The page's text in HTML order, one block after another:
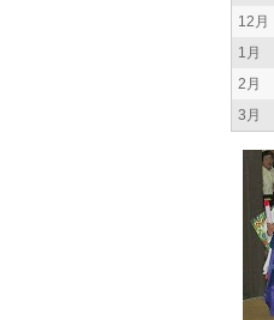
12月
1月
2月
3月